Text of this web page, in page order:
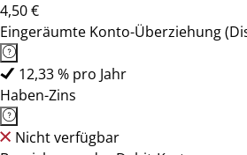
4,50 €
Eingeräumte Konto-Überziehung
12,33 % pro Jahr
Haben-Zins
Nicht verfügbar